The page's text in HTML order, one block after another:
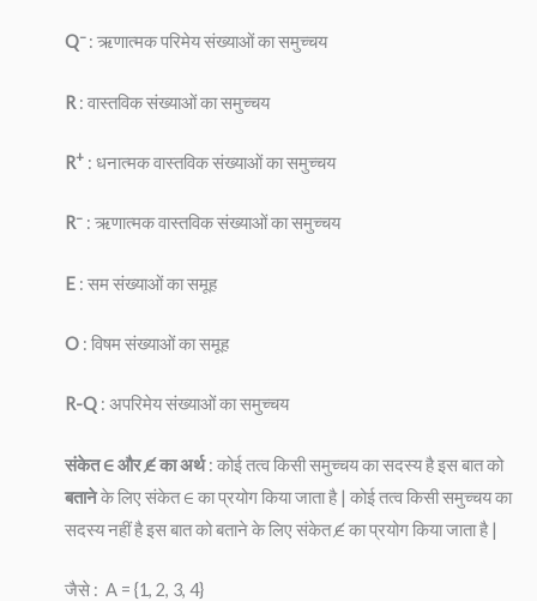
Q– : ऋणात्मक परिमेय संख्याओं का समुच्चय
R: वास्तविक संख्याओं का समुच्चय
R+: धनात्मक वास्तविक संख्याओं का समुच्चय
R–: ऋणात्मक वास्तविक संख्याओं का समुच्चय
E: सम संख्याओं का समूह
O: विषम संख्याओं का समूह
R-Q: अपरिमेय संख्याओं का समुच्चय
संकेत ∈ और ∉ का अर्थ: कोई तत्व किसी समुच्चय का सदस्य है इस बात को
बतानेके लिए संकेत ∈ का प्रयोग किया जाता है | कोई तत्व किसी समुच्चय का
सदस्य नहीं है इस बात को बताने के लिए संकेत ∉ का प्रयोग किया जाता है |
जैसे : A = {1, 2, 3, 4}